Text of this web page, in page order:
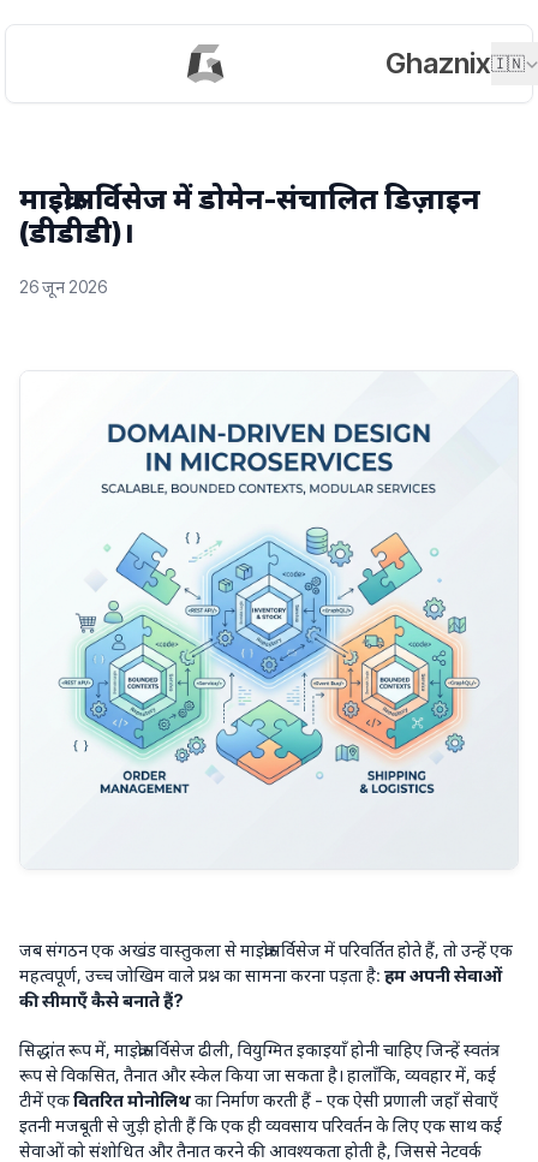
Ghaznix🇮🇳
माइक्रोसर्विसेज में डोमेन-संचालित डिज़ाइन
(डीडीडी)।
26 जून 2026
जब संगठन एक अखंड वास्तुकला से माइक्रोसर्विसेज में परिवर्तित होते हैं, तो उन्हें एक
महत्वपूर्ण, उच्च जोखिम वाले प्रश्न का सामना करना पड़ता है: हम अपनी सेवाओं
की सीमाएँ कैसे बनाते हैं?
सिद्धांत रूप में, माइक्रोसर्विसेज ढीली, वियुग्मित इकाइयाँ होनी चाहिए जिन्हें स्वतंत्र
रूप से विकसित, तैनात और स्केल किया जा सकता है। हालाँकि, व्यवहार में, कई
टीमें एकवितरित मोनोलिथका निर्माण करती हैं - एक ऐसी प्रणाली जहाँ सेवाएँ
इतनी मजबूती से जुड़ी होती हैं कि एक ही व्यवसाय परिवर्तन के लिए एक साथ कई
सेवाओं को संशोधित और तैनात करने की आवश्यकता होती है, जिससे नेटवर्क